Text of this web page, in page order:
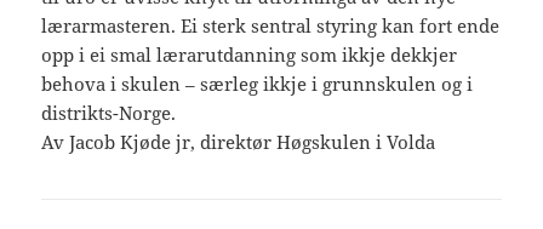
lærarmasteren. Ei sterk sentral styring kan fort ende
opp i ei smal lærarutdanning som ikkje dekkjer
behova i skulen – særleg ikkje i grunnskulen og i
distrikts-Norge.
Av Jacob Kjøde jr, direktør Høgskulen i Volda